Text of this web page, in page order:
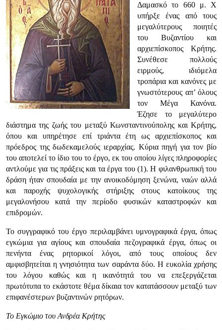
Δαμασκό το 660 μ. Χ
υπήρξε ένας από τους
μεγαλύτερους ποιητές
του Βυζαντίου και
αρχιεπίσκοπος Κρήτης.
Συνέθεσε πολλούς
ειρμούς, ιδιόμελα
τροπάρια και κανόνες με
γνωστότερους απ’ όλους
τον Μέγα Κανόνα.
Έζησε το μεγαλύτερο
διάστημα της ζωής του μεταξύ Κωνσταντινούπολης και Κρήτης,
όπου και υπηρέτησε επί τριάντα έτη ως αρχιεπίσκοπος και
πρόεδρος της δωδεκαμελούς ιεραρχίας. Κύρια πηγή για τον βίο
του αποτελεί το ίδιο του το έργο, εκ του οποίου λίγες πληροφορίες
αντλούμε για τις πράξεις και τα έργα του (1). Η φιλανθρωπική του
δράση ήταν σπουδαία με την ανοικοδόμηση ξενώνα, ναών αλλά
και παροχής ψυχολογικής στήριξης στους κατοίκους της
μεγαλονήσου κατά την περίοδο φυσικών καταστροφών και
επιδρομών.
Το συγγραφικό του έργο περιλαμβάνει υμνογραφικά έργα, όπως
εγκώμια για αγίους και σπουδαία πεζογραφικά έργα, όπως οι
πενήντα ένας ρητορικοί λόγοι, από τους οποίους δεν
αμφισβητείται η γνησιότητα των σαράντα δύο. Η ευκολία χρήσης
του λόγου καθώς και η ικανότητά του να επεξεργάζεται
πρωτότυπα το εκάστοτε θέμα δίκαια τον κατατάσσουν μεταξύ των
επιφανέστερων βυζαντινών ρητόρων.
Το Εγκώμιο του Ανδρέα Κρήτης